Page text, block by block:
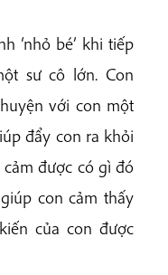
‘nhỏ bé’ khi tiếp
sư cô lớn. Con
với con một
đẩy con ra khỏi
được có gì đó
con cảm thấy
của con được